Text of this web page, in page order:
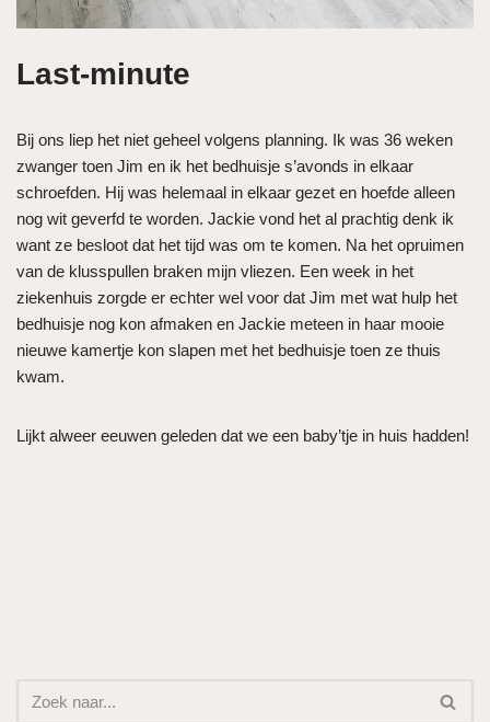
Last-minute
Bij ons liep het niet geheel volgens planning. Ik was 36 weken
zwanger toen Jim en ik het bedhuisje s’avonds in elkaar
schroefden. Hij was helemaal in elkaar gezet en hoefde alleen
nog wit geverfd te worden. Jackie vond het al prachtig denk ik
want ze besloot dat het tijd was om te komen. Na het opruimen
van de klusspullen braken mijn vliezen. Een week in het
ziekenhuis zorgde er echter wel voor dat Jim met wat hulp het
bedhuisje nog kon afmaken en Jackie meteen in haar mooie
nieuwe kamertje kon slapen met het bedhuisje toen ze thuis
kwam.
Lijkt alweer eeuwen geleden dat we een baby’tje in huis hadden!